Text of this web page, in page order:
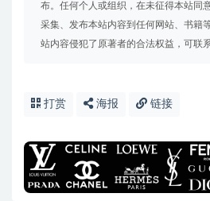
布。任何个人或组织，在未征得本站同
采集、发布本站内容到任何网站、书籍
站内容侵犯了原著者的合法权益，可联
打赏 海报 链接